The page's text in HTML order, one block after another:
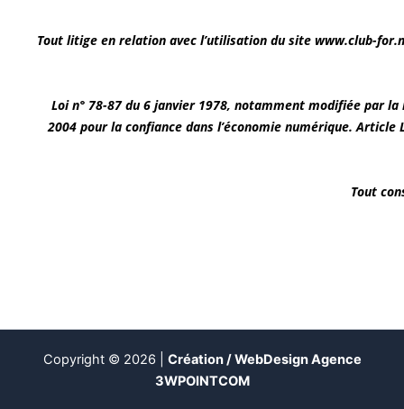
Tout litige en relation avec l’utilisation du site www.club-
Loi n° 78-87 du 6 janvier 1978, notamment modifiée par
2004 pour la confiance dans l’économie numérique.
Tout
Copyright © 2026 | Création /WebDesign Agence
3WPOINTCOM